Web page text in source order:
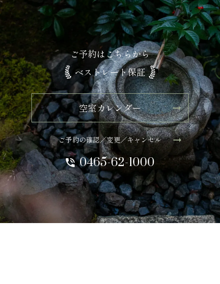
ご予約はこちらから
ベストレート保証
空室カレンダー
ご予約の確認／変更／キャンセル
0465-62-1000